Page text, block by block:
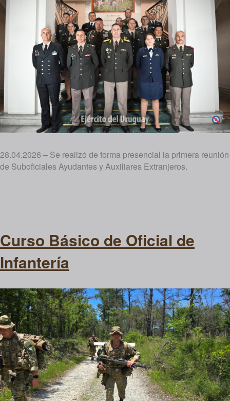
28.04.2026 – Se realizó de forma presencial la primera reunión
de Suboficiales Ayudantes y Auxiliares Extranjeros.
Curso Básico de Oficial de
Infantería